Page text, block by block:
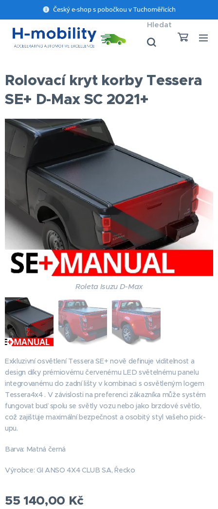
Český e-shop s pobočkou v Tuchoměřicích
Hledat
Rolovací kryt korby Tessera
SE+ D-Max SC 2021+
Roleta Isuzu D-Max
Exkluzivní osvětlení Tessera SE+ nově definuje viditelnost a
design díky prémiovému červenému LED světelnému panelu
integrovanému do zadní lišty v kombinaci s osvětleným logem
Tessera4x4 . V závislosti na preferenci zákazníka může systém
fungovat buď spolu se světly vozu nebo jako brzdové světlo,
což zajišťuje maximální bezpečnost a osobitý styl vašeho pick-
upu.
Barva: Matná černá
Výrobce: GI ANSO 4X4 CLUB SA, Řecko
55 140,00 Kč